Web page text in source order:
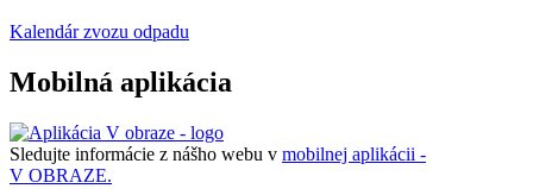
Kalendár zvozu odpadu
Mobilná aplikácia
Sledujte informácie z nášho webu v mobilnej aplikácii -
V OBRAZE.